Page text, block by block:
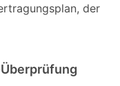
der